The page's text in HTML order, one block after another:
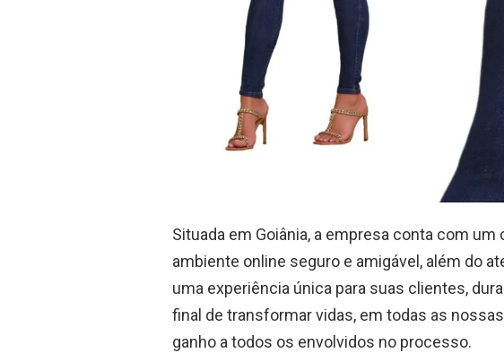
Situada em Goiânia, a empresa conta com
ambiente online seguro e amigável, além do
uma experiência única para suas clientes,
final de transformar vidas, em todas as
ganho a todos os envolvidos no processo.